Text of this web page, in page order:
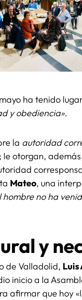
ha tenido
y obediencia».
la autoridad
otorgan,
Mateo, una
hombre no ha
y
de Valladolid, Luis
inicio a la
afirmar que hoy